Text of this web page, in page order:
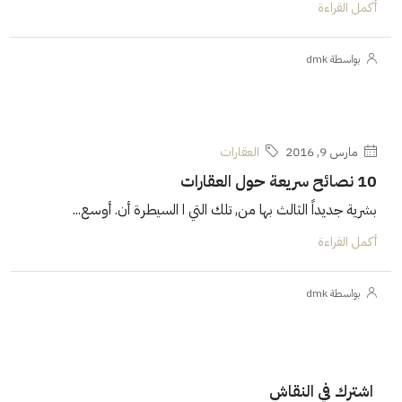
أكمل القراءة
بواسطة dmk
مارس 9, 2016 العقارات
10 نصائح سريعة حول العقارات
بشرية جديداً الثالث بها من, تلك التي ا السيطرة أن. أوسع...
أكمل القراءة
بواسطة dmk
اشترك في النقاش